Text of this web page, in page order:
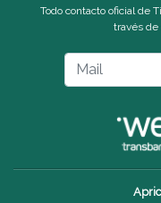
Todo contacto oficial de
través de